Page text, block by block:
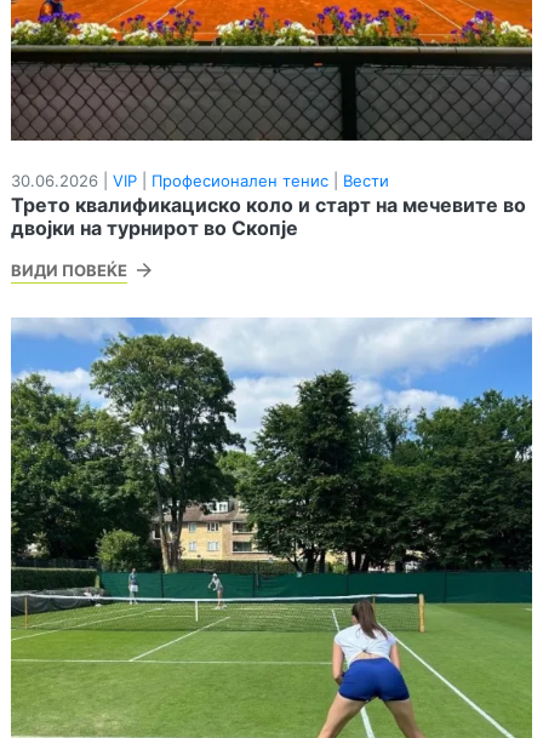
30.06.2026 | VIP Професионален тенис Вести
Трето квалификациско коло и старт на мечевите во
двојки на турнирот во Скопје
ВИДИ ПОВЕЌЕ